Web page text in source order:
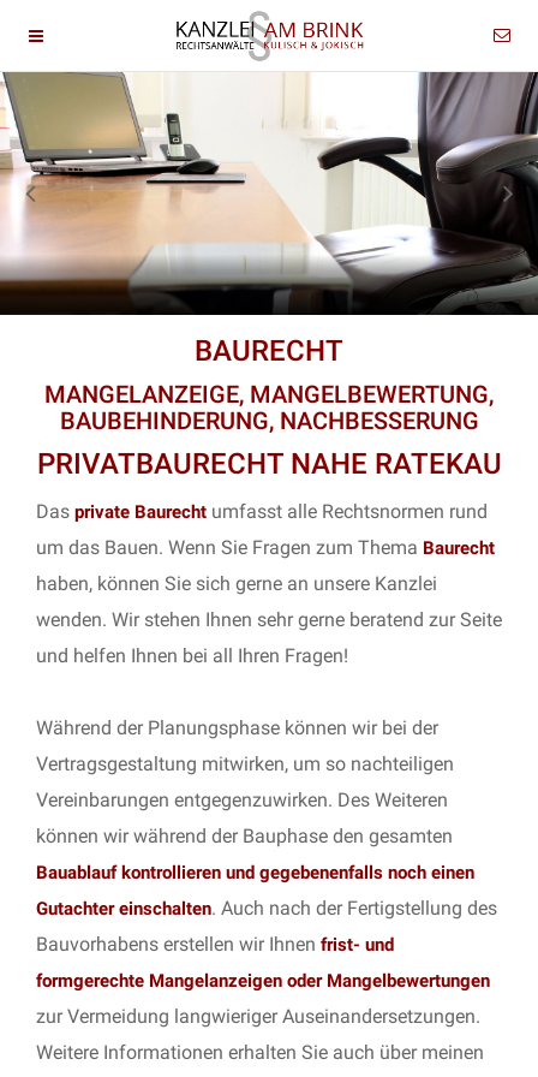
BAURECHT
MANGELANZEIGE, MANGELBEWERTUNG,
BAUBEHINDERUNG, NACHBESSERUNG
PRIVATBAURECHT NAHE RATEKAU
Das private Baurecht umfasst alle Rechtsnormen rund
um das Bauen. Wenn Sie Fragen zum Thema Baurecht
haben, können Sie sich gerne an unsere Kanzlei
wenden. Wir stehen Ihnen sehr gerne beratend zur Seite
und helfen Ihnen bei all Ihren Fragen!
Während der Planungsphase können wir bei der
Vertragsgestaltung mitwirken, um so nachteiligen
Vereinbarungen entgegenzuwirken. Des Weiteren
können wir während der Bauphase den gesamten
Bauablauf kontrollieren und gegebenenfalls noch einen
Gutachter einschalten. Auch nach der Fertigstellung des
Bauvorhabens erstellen wir Ihnen frist- und
formgerechte Mangelanzeigen oder Mangelbewertungen
zur Vermeidung langwieriger Auseinandersetzungen.
Weitere Informationen erhalten Sie auch über meinen